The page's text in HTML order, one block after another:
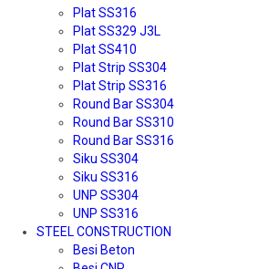
Plat SS316
Plat SS329 J3L
Plat SS410
Plat Strip SS304
Plat Strip SS316
Round Bar SS304
Round Bar SS310
Round Bar SS316
Siku SS304
Siku SS316
UNP SS304
UNP SS316
STEEL CONSTRUCTION
Besi Beton